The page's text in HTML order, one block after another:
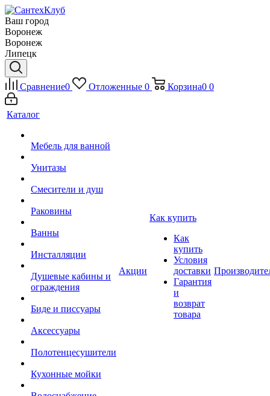
Ваш город
Воронеж
Воронеж
Липецк
Сравнение0 Отложенные 0 Корзина0 0
Каталог
Мебель для ванной
Унитазы
Смесители и душ
Раковины
Ванны
Инсталляции
Душевые кабины и
ограждения
Биде и писсуары
Аксессуары
Полотенцесушители
Кухонные мойки
Акции
Как купить
Как
купить
Условия
доставки
Гарантия
и
возврат
товара